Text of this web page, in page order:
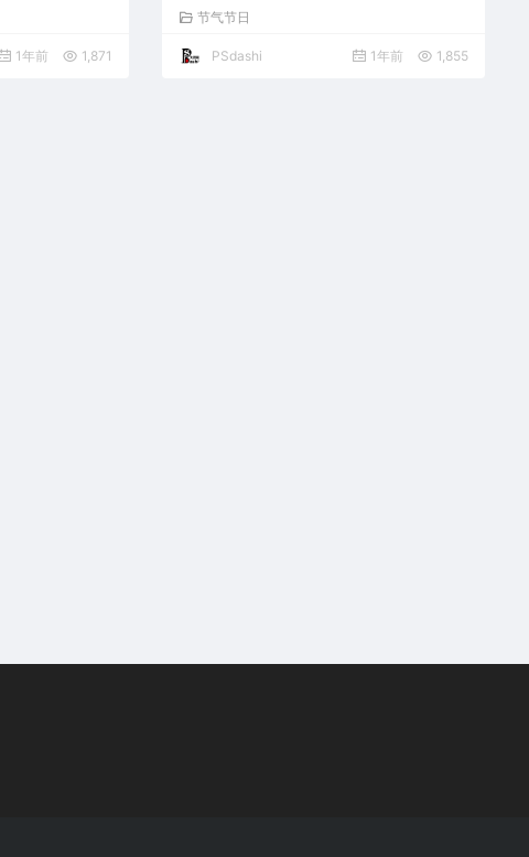
1年前 1,871
高清朋友圈营销电商宣传
节气节日
PSdashi 1年前 1,855